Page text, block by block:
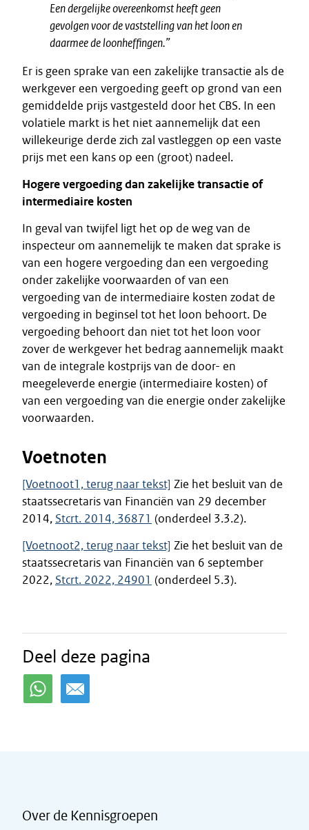
Een dergelijke overeenkomst heeft geen
gevolgen voor de vaststelling van het loon en
daarmee de loonheffingen.”
Er is geen sprake van een zakelijke transactie als de
werkgever een vergoeding geeft op grond van een
gemiddelde prijs vastgesteld door het CBS. In een
volatiele markt is het niet aannemelijk dat een
willekeurige derde zich zal vastleggen op een vaste
prijs met een kans op een (groot) nadeel.
Hogere vergoeding dan zakelijke transactie of
intermediaire kosten
In geval van twijfel ligt het op de weg van de
inspecteur om aannemelijk te maken dat sprake is
van een hogere vergoeding dan een vergoeding
onder zakelijke voorwaarden of van een
vergoeding van de intermediaire kosten zodat de
vergoeding in beginsel tot het loon behoort. De
vergoeding behoort dan niet tot het loon voor
zover de werkgever het bedrag aannemelijk maakt
van de integrale kostprijs van de door- en
meegeleverde energie (intermediaire kosten) of
van een vergoeding van die energie onder zakelijke
voorwaarden.
Voetnoten
[Voetnoot1, terug naar tekst] Zie het besluit van de
staatssecretaris van Financiën van 29 december
2014, Stcrt. 2014, 36871 (onderdeel 3.3.2).
[Voetnoot2, terug naar tekst] Zie het besluit van de
staatssecretaris van Financiën van 6 september
2022, Stcrt. 2022, 24901 (onderdeel 5.3).
Deel deze pagina
Over de Kennisgroepen